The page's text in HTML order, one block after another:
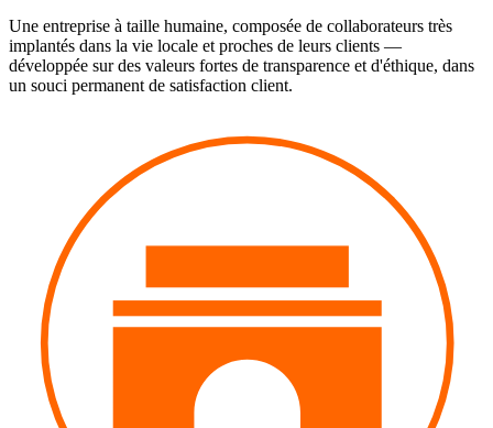
Une entreprise à taille humaine, composée de collaborateurs très
implantés dans la vie locale et proches de leurs clients —
développée sur des valeurs fortes de transparence et d'éthique, dans
un souci permanent de satisfaction client.